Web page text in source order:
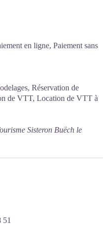
en ligne, Paiement sans
Réservation de
de VTT, Location de VTT à
Sisteron Buëch le
51